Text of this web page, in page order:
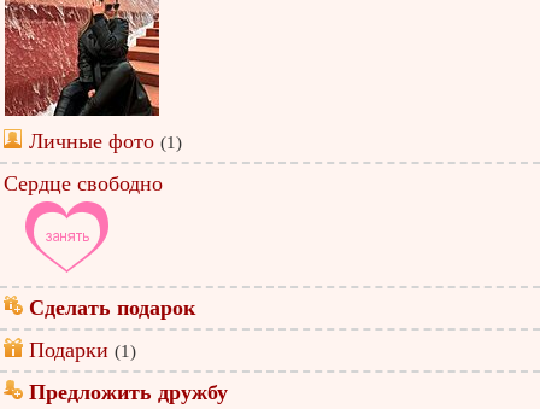
Личные фото (1)
Сердце свободно
Сделать подарок
Подарки (1)
Предложить дружбу